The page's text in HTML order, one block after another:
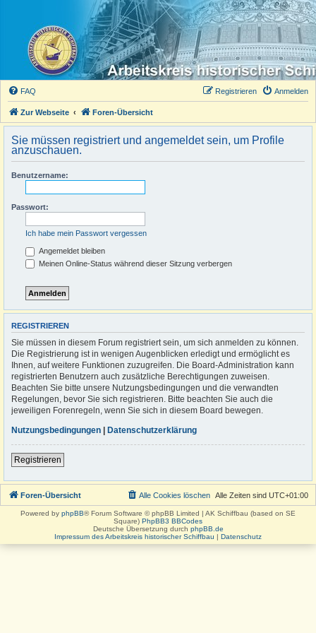
FAQ Anmelden
Registrieren
Zur Webseite Foren-Übersicht
Sie müssen registriert und angemeldet sein, um Profile
anzuschauen.
Benutzername:
Passwort:
Ich habe mein Passwort vergessen
Angemeldet bleiben
Meinen Online-Status während dieser Sitzung verbergen
REGISTRIEREN
Sie müssen in diesem Forum registriert sein, um sich anmelden zu können.
Die Registrierung ist in wenigen Augenblicken erledigt und ermöglicht es
Ihnen, auf weitere Funktionen zuzugreifen. Die Board-Administration kann
registrierten Benutzern auch zusätzliche Berechtigungen zuweisen.
Beachten Sie bitte unsere Nutzungsbedingungen und die verwandten
Regelungen, bevor Sie sich registrieren. Bitte beachten Sie auch die
jeweiligen Forenregeln, wenn Sie sich in diesem Board bewegen.
Nutzungsbedingungen | Datenschutzerklärung
Registrieren
Foren-Übersicht Alle Zeiten sind UTC+01:00
Alle Cookies löschen
Powered by phpBB® Forum Software © phpBB Limited | AK Schiffbau (based on SE
Square) PhpBB3 BBCodes
Deutsche Übersetzung durch phpBB.de
Impressum des Arbeitskreis historischer Schiffbau | Datenschutz